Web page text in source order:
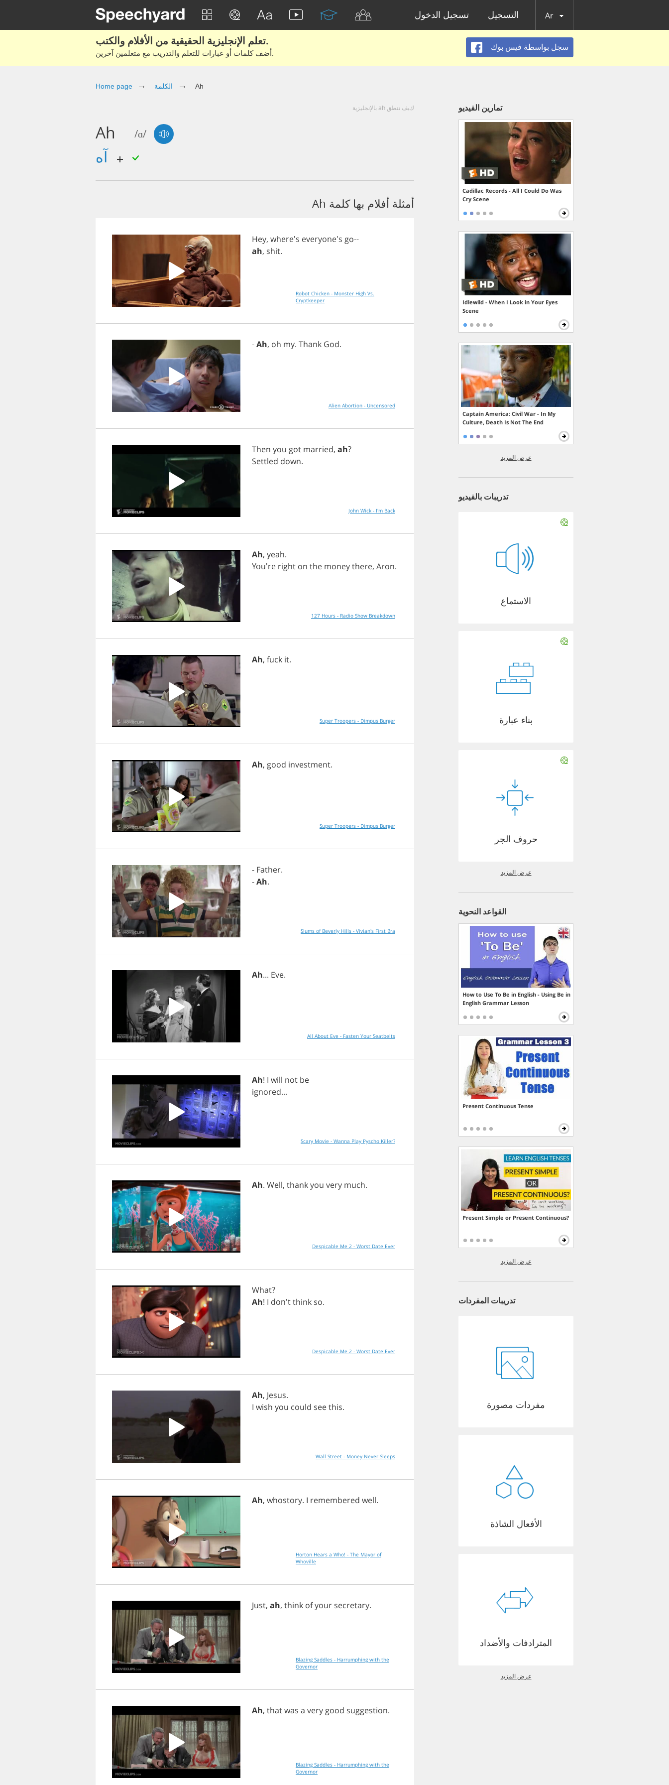
تسجيل الدخول التسجيل Ar
تعلم الإنجليزية الحقيقية من الأفلام والكتب.
أضف كلمات أو عبارات للتعلم والتدريب مع متعلمين آخرين.
سجل بواسطة فيس بوك
Home page الكلمة Ah
كيف تنطق ah بالإنجليزية
Ah /ɑ/
أمثلة أفلام بها كلمة Ah
Hey, where's everyone's go--
ah, shit.
Robot Chicken - Monster High Vs.
Cryptkeeper
-Ah, oh my. Thank God.
Alien Abortion - Uncensored
Then you got married, ah?
Settled down.
John Wick - I'm Back
Ah, yeah.
You're right on the moneythere, Aron.
127 Hours - Radio Show Breakdown
Ah, fuck it.
Super Troopers - Dimpus Burger
Ah, good investment.
Super Troopers - Dimpus Burger
- Father.
-Ah.
Slums of Beverly Hills - Vivian's First Bra
Ah... Eve.
All About Eve - Fasten Your Seatbelts
Ah! I will not be
ignored...
Scary Movie - Wanna Play Pyscho Killer?
Ah. Well, thankyou very much.
Despicable Me 2 - Worst Date Ever
What?
Ah! I don'tthink so.
Despicable Me 2 - Worst Date Ever
Ah, Jesus.
I wish you could seethis.
Wall Street - Money Never Sleeps
Ah, whostory. I remembered well.
Horton Hears a Who! - The Mayor of
Whoville
Just, ah, think ofyour secretary.
Blazing Saddles - Harrumphing with the
Governor
Ah, thatwas a very good suggestion.
Blazing Saddles - Harrumphing with the
Governor
تمارين الفيديو
Cadillac Records - All I Could Do Was
Cry Scene
Idlewild - When I Look in Your Eyes
Scene
Captain America: Civil War - In My
Culture, Death Is Not The End
عرض المزيد
تدريبات بالفيديو
الاستماع
بناء عبارة
حروف الجر
عرض المزيد
القواعد النحوية
How to Use To Be in English - Using Be in
English Grammar Lesson
Present Continuous Tense
Present Simple or Present Continuous?
عرض المزيد
تدريبات المفردات
مفردات مصورة
الأفعال الشاذة
المترادفات والأضداد
عرض المزيد